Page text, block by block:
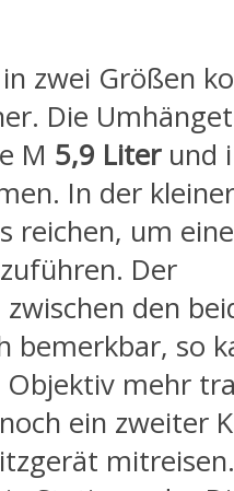
in zwei Größen
Die
M 5,9 Literund
In der
reichen, um
Der
den
bemerkbar, so
Objektiv mehr
ein zweiter